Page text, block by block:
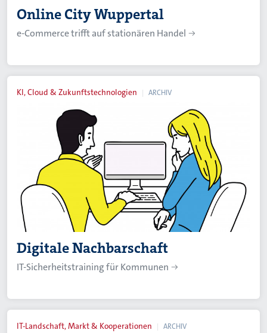
Online City Wuppertal
e-Commerce trifft auf stationären Handel
KI, Cloud & Zukunftstechnologien ARCHIV
Digitale Nachbarschaft
IT-Sicherheitstraining für Kommunen
IT-Landschaft, Markt & Kooperationen ARCHIV